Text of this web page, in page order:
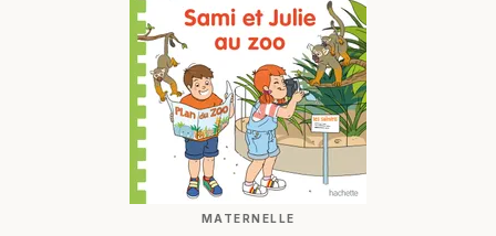
MATERNELLE